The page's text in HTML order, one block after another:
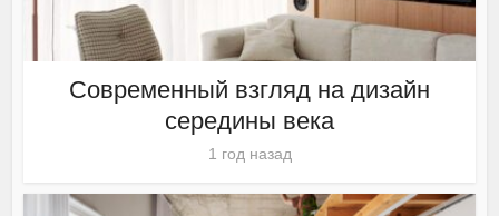
Современный взгляд на дизайн
середины века
1 год назад